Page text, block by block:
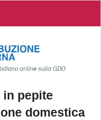
in pepite
domestica